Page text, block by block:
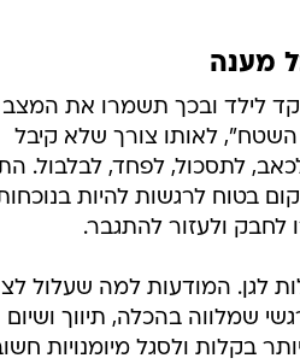
מענה
לילד ובכך תשמרו את המצב
לאותו צורך שלא קיבל
לתסכול, לפחד, לבלבול.
בטוח לרגשות להיות
לחבק ולעזור להתגבר.
לגן. המודעות למה שעלול
שמלווה בהכלה, תיווך ושיום
בקלות ולסגל מיומנויות